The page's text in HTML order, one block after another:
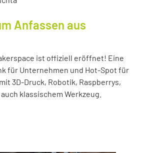
Anfassen aus
ist offiziell eröffnet! Eine
für Unternehmen und Hot-Spot für
3D-Druck, Robotik, Raspberrys,
klassischem Werkzeug.